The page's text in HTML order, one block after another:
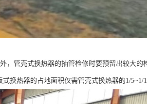
，管壳式换热器的抽管检修时要预留出较大的
换热器的占地面积仅需管壳式换热器的1/5~1/